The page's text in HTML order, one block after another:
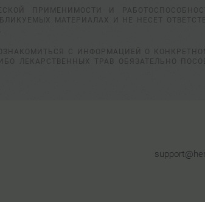
ПРИМЕНИМОСТИ И
МАТЕРИАЛАХ И НЕ НЕСЕТ
С ИНФОРМАЦИЕЙ О
ЛЕКАРСТВЕННЫХ ТРАВ ОБЯЗАТЕЛЬНО